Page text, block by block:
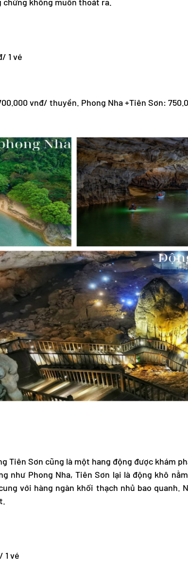
1 vé
vnđ/ thuyền. Phong Nha +Tiên Sơn:
Tiên Sơn cũng là một hang động được khám
như Phong Nha, Tiên Sơn lại là động khô
với hàng ngàn khối thạch nhủ bao quanh.
1 vé